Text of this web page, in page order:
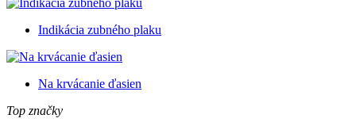
Indikácia zubného plaku
Na krvácanie ďasien
Top značky